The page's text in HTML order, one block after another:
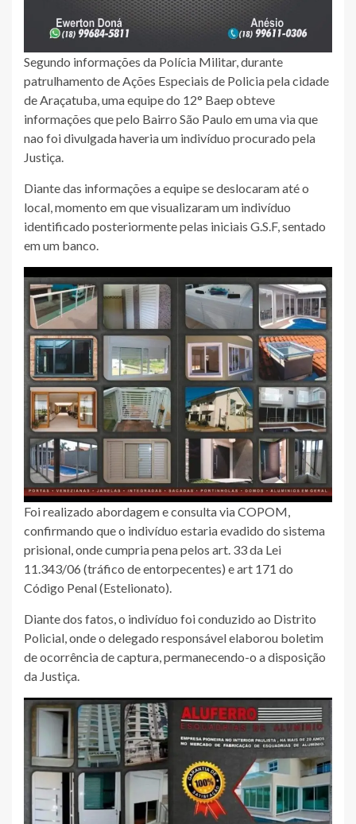
Segundo informações da Polícia Militar, durante
patrulhamento de Ações Especiais de Policia pela cidade
de Araçatuba, uma equipe do 12° Baep obteve
informações que pelo Bairro São Paulo em uma via que
nao foi divulgada haveria um indivíduo procurado pela
Justiça.
Diante das informações a equipe se deslocaram até o
local, momento em que visualizaram um indivíduo
identificado posteriormente pelas iniciais G.S.F, sentado
em um banco.
Foi realizado abordagem e consulta via COPOM,
confirmando que o indivíduo estaria evadido do sistema
prisional, onde cumpria pena pelos art. 33 da Lei
11.343/06 (tráfico de entorpecentes) e art 171 do
Código Penal (Estelionato).
Diante dos fatos, o indivíduo foi conduzido ao Distrito
Policial, onde o delegado responsável elaborou boletim
de ocorrência de captura, permanecendo-o a disposição
da Justiça.